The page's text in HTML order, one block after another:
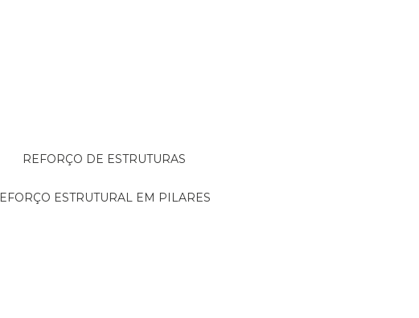
REFORÇO DE ESTRUTURAS
REFORÇO ESTRUTURAL EM PILARES